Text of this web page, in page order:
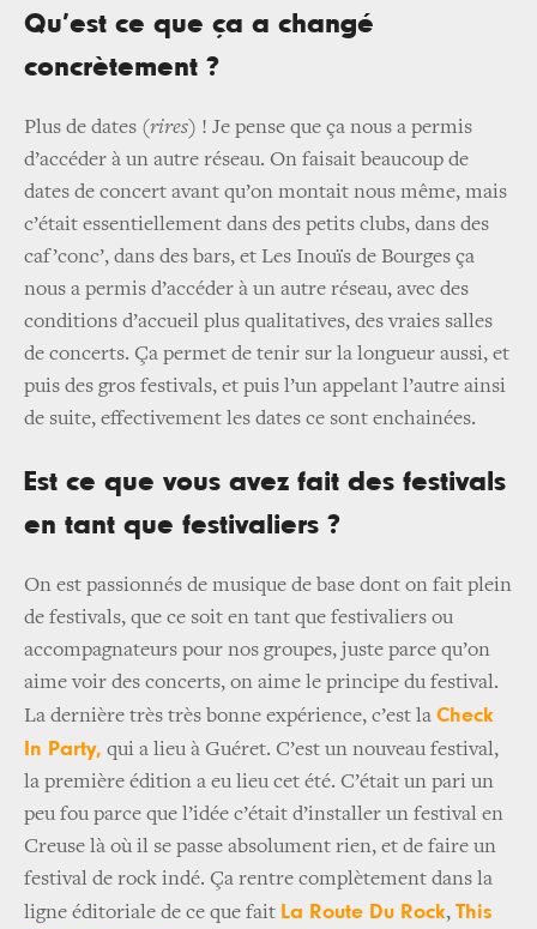
Qu’est ce que ça a changé
concrètement ?
Plus de dates (rires) ! Je pense que ça nous a permis
d’accéder à un autre réseau. On faisait beaucoup de
dates de concert avant qu’on montait nous même, mais
c’était essentiellement dans des petits clubs, dans des
caf’conc’, dans des bars, et Les Inouïs de Bourges ça
nous a permis d’accéder à un autre réseau, avec des
conditions d’accueil plus qualitatives, des vraies salles
de concerts. Ça permet de tenir sur la longueur aussi, et
puis des gros festivals, et puis l’un appelant l’autre ainsi
de suite, effectivement les dates ce sont enchainées.
Est ce que vous avez fait des festivals
en tant que festivaliers ?
On est passionnés de musique de base dont on fait plein
de festivals, que ce soit en tant que festivaliers ou
accompagnateurs pour nos groupes, juste parce qu’on
aime voir des concerts, on aime le principe du festival.
La dernière très très bonne expérience, c’est la Check
In Party, qui a lieu à Guéret. C’est un nouveau festival,
la première édition a eu lieu cet été. C’était un pari un
peu fou parce que l’idée c’était d’installer un festival en
Creuse là où il se passe absolument rien, et de faire un
festival de rock indé. Ça rentre complètement dans la
ligne éditoriale de ce que fait La Route Du Rock, This